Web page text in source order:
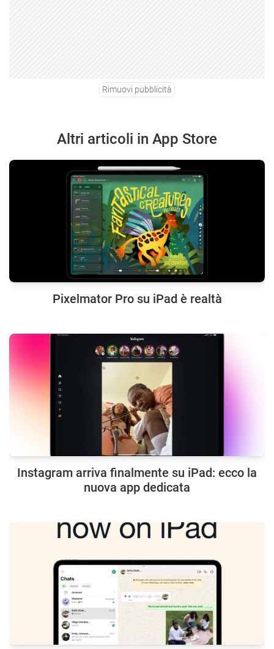
Rimuovi pubblicità
Altri articoli in App Store
Pixelmator Pro su iPad è realtà
Instagram arriva finalmente su iPad: ecco la
nuova app dedicata